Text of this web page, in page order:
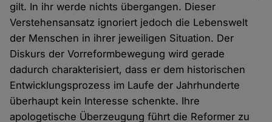
gilt. In ihr werde nichts übergangen. Dieser
Verstehensansatz ignoriert jedoch die Lebenswelt
der Menschen in ihrer jeweiligen Situation. Der
Diskurs der Vorreformbewegung wird gerade
dadurch charakterisiert, dass er dem historischen
Entwicklungsprozess im Laufe der Jahrhunderte
überhaupt kein Interesse schenkte. Ihre
apologetische Überzeugung führt die Reformer zu